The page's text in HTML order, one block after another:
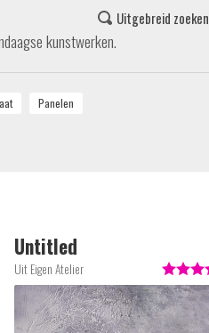
Uitgebreid zoeken
kunstwerken.
Uit Eigen Atelier
Untitled